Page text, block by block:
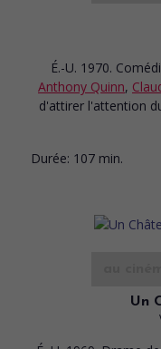
É.-U. 1970.
Anthony Quinn,
d'attirer l'attention
Durée: 107 min.
Un